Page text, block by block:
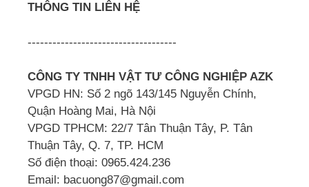
THÔNG TIN LIÊN HỆ
------------------------------------
CÔNG TY TNHH VẬT TƯ CÔNG NGHIỆP AZK
VPGD HN: Số 2 ngõ 143/145 Nguyễn Chính,
Quận Hoàng Mai, Hà Nội
VPGD TPHCM: 22/7 Tân Thuận Tây, P. Tân
Thuận Tây, Q. 7, TP. HCM
Số điện thoại: 0965.424.236
Email: bacuong87@gmail.com